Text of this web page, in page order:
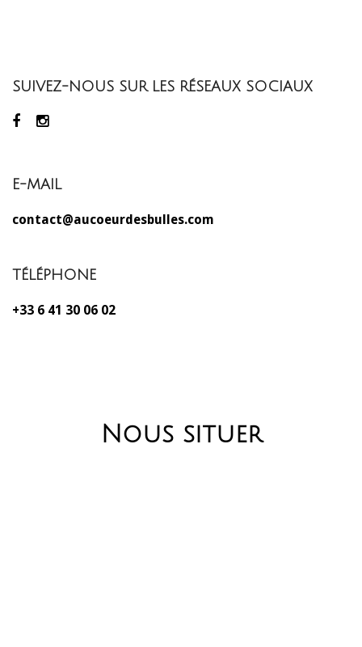
SUIVEZ-NOUS SUR LES RÉSEAUX SOCIAUX
E-MAIL
contact@aucoeurdesbulles.com
TÉLÉPHONE
+33 6 41 30 06 02
Nous situer